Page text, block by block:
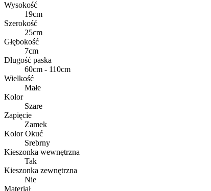
Wysokość
19cm
Szerokość
25cm
Głębokość
7cm
Długość paska
60cm - 110cm
Wielkość
Małe
Kolor
Szare
Zapięcie
Zamek
Kolor Okuć
Srebrny
Kieszonka wewnętrzna
Tak
Kieszonka zewnętrzna
Nie
Materiał